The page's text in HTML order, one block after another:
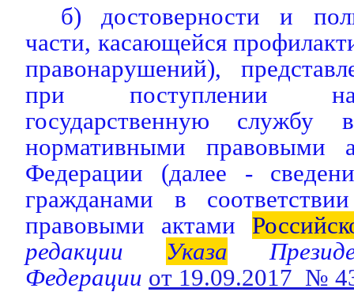
б) достоверности и
части, касающейся
правонарушений),
при поступлении
государственную службу
нормативными правовыми
Федерации (далее -
гражданами в
правовыми актами
редакции Указа
Федерации от 19.09.2017 №